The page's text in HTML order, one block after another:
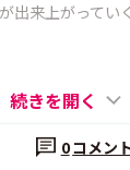
出来上がってい
続きを開く
0コメン